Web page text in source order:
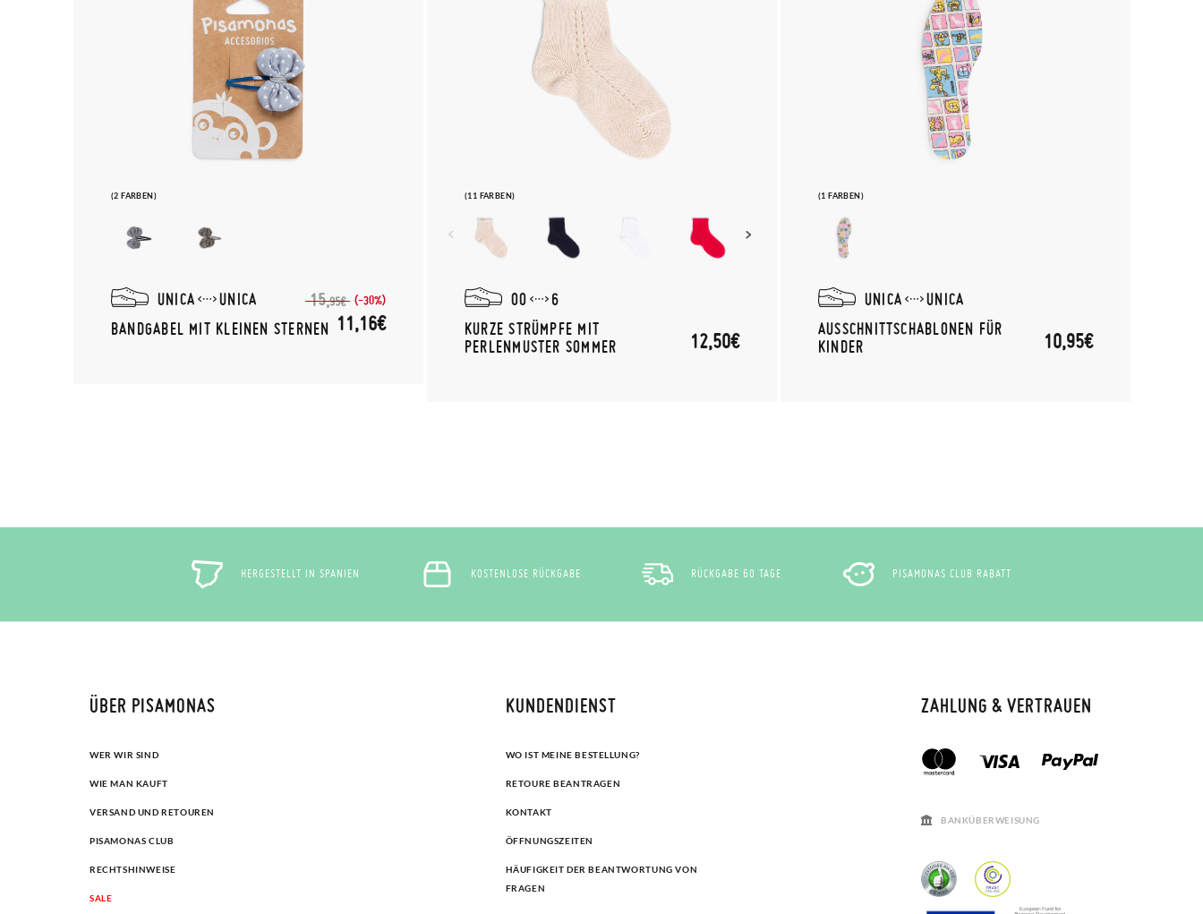
(2 FARBEN)
UNICA
UNICA
BANDGABEL MIT KLEINEN STERNEN
15,95€ (-30%)
11,16€
(11 FARBEN)
00
6
KURZE STRÜMPFE MIT
PERLENMUSTER SOMMER
12,50€
(1 FARBEN)
UNICA
UNICA
AUSSCHNITTSCHABLONEN FÜR
KINDER
10,95€
HERGESTELLT IN SPANIEN KOSTENLOSE RÜCKGABE RÜCKGABE 60 TAGE PISAMONAS CLUB RABATT
ÜBER PISAMONAS
WER WIR SIND
WIE MAN KAUFT
VERSAND UND RETOUREN
PISAMONAS CLUB
RECHTSHINWEISE
SALE
KUNDENDIENST
WO IST MEINE BESTELLUNG?
RETOURE BEANTRAGEN
KONTAKT
ÖFFNUNGSZEITEN
HÄUFIGKEIT DER BEANTWORTUNG VON
FRAGEN
ZAHLUNG & VERTRAUEN
BANKÜBERWEISUNG